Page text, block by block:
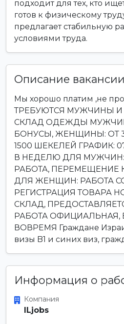
подходит для тех, кто
готов к физическому
предлагает стабильную
условиями труда.
Описание вакансии
Мы хорошо платим ,не
ТРЕБУЮТСЯ МУЖЧИНЫ
СКЛАД ОДЕЖДЫ
БОНУСЫ, ЖЕНЩИНЫ: ОТ
1500 ШЕКЕЛЕЙ ГРАФИК:
В НЕДЕЛЮ ДЛЯ МУЖЧИН:
РАБОТА, ПЕРЕМЕЩЕНИЕ
ДЛЯ ЖЕНЩИН: РАБОТА
РЕГИСТРАЦИЯ ТОВАРА
СКЛАД,
РАБОТА ОФИЦИАЛЬНАЯ,
ВОВРЕМЯ Граждане
визы B1 и синих виз,
Информация о
Компания
ILjobs